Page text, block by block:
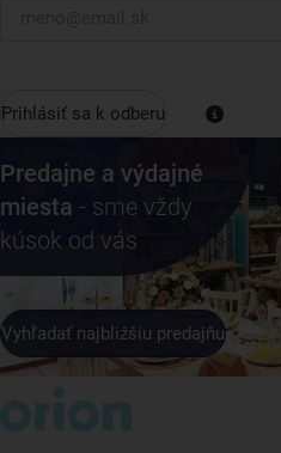
Prihlásiť sa k odberu
Predajne a výdajné
miesta - sme vždy
kúsok od vás
Vyhľadať najbližšiu predajňu